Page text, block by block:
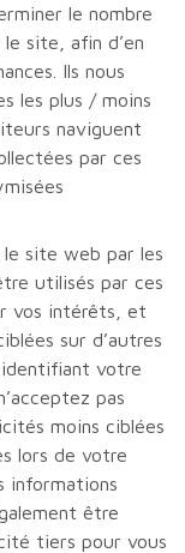
le nombre
site, afin d’en
Ils nous
les plus / moins
naviguent
par ces
site web par les
utilisés par ces
vos intérêts, et
sur d’autres
votre
pas
moins ciblées
lors de votre
informations
être
tiers pour vous